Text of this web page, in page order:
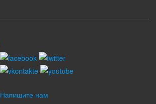
Напишите нам